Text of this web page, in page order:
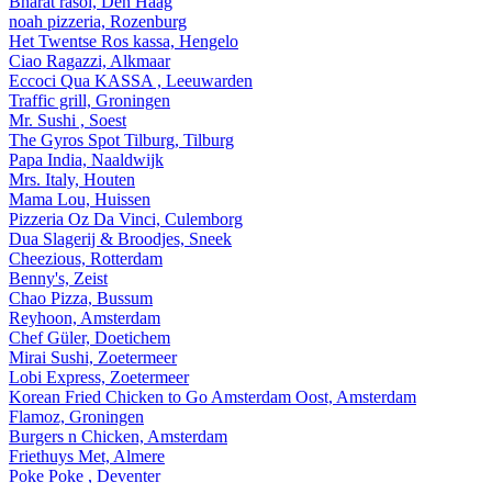
noah pizzeria, Rozenburg
Het Twentse Ros kassa, Hengelo
Ciao Ragazzi, Alkmaar
Eccoci Qua KASSA , Leeuwarden
Traffic grill, Groningen
Mr. Sushi , Soest
The Gyros Spot Tilburg, Tilburg
Papa India, Naaldwijk
Mrs. Italy, Houten
Mama Lou, Huissen
Pizzeria Oz Da Vinci, Culemborg
Dua Slagerij & Broodjes, Sneek
Cheezious, Rotterdam
Benny's, Zeist
Chao Pizza, Bussum
Reyhoon, Amsterdam
Chef Güler, Doetichem
Mirai Sushi, Zoetermeer
Lobi Express, Zoetermeer
Korean Fried Chicken to Go Amsterdam Oost, Amsterdam
Flamoz, Groningen
Burgers n Chicken, Amsterdam
Friethuys Met, Almere
Poke Poke , Deventer